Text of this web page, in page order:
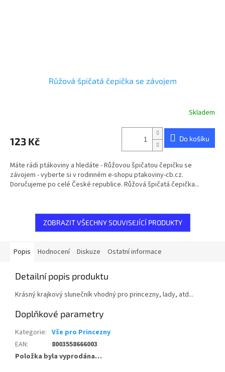
Růžová špičatá čepička se závojem
Skladem
123 Kč Do košíku
Máte rádi ptákoviny a hledáte - Růžovou špičatou čepičku se
závojem - vyberte si v rodinném e-shopu ptakoviny-cb.cz.
Doručujeme po celé České republice. Růžová špičatá čepička...
ZOBRAZIT VŠECHNY SOUVISEJÍCÍ PRODUKTY
Popis Hodnocení Diskuze Ostatní informace
Detailní popis produktu
Krásný krajkový slunečník vhodný pro princezny, lady, atd...
Doplňkové parametry
Kategorie: Vše pro Princezny
EAN:
8003558666003
Položka byla vyprodána…